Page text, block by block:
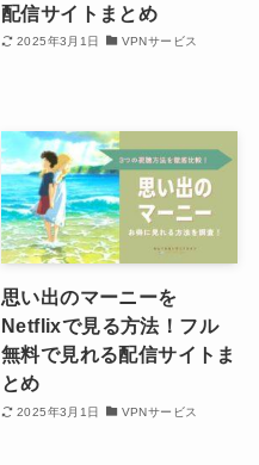
配信サイトまとめ
2025年3月1日 VPNサービス
思い出のマーニーを
Netflixで見る方法！フル
無料で見れる配信サイトま
とめ
2025年3月1日 VPNサービス